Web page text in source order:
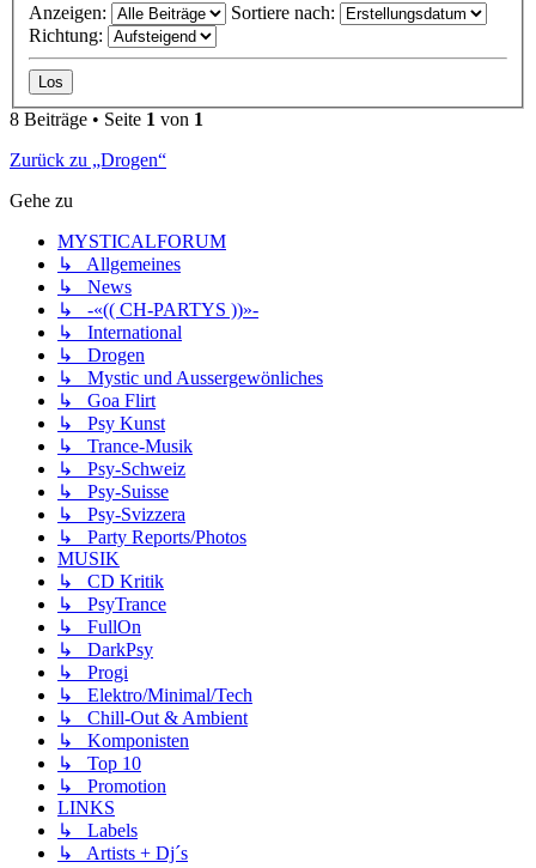
Anzeigen:
Sortiere nach:
Richtung:
8 Beiträge • Seite 1 von 1
Zurück zu „Drogen“
Gehe zu
MYSTICALFORUM
↳ Allgemeines
↳ News
↳ -«(( CH-PARTYS ))»-
↳ International
↳ Drogen
↳ Mystic und Aussergewönliches
↳ Goa Flirt
↳ Psy Kunst
↳ Trance-Musik
↳ Psy-Schweiz
↳ Psy-Suisse
↳ Psy-Svizzera
↳ Party Reports/Photos
MUSIK
↳ CD Kritik
↳ PsyTrance
↳ FullOn
↳ DarkPsy
↳ Progi
↳ Elektro/Minimal/Tech
↳ Chill-Out & Ambient
↳ Komponisten
↳ Top 10
↳ Promotion
LINKS
↳ Labels
↳ Artists + Dj´s